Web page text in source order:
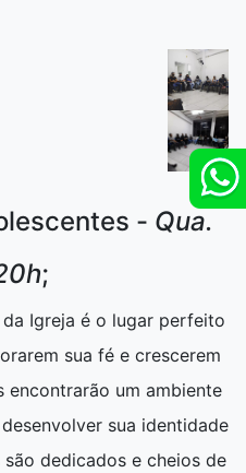
- Qua.
;
Igreja é o lugar perfeito
sua fé e crescerem
encontrarão um ambiente
sua identidade
dedicados e cheios de